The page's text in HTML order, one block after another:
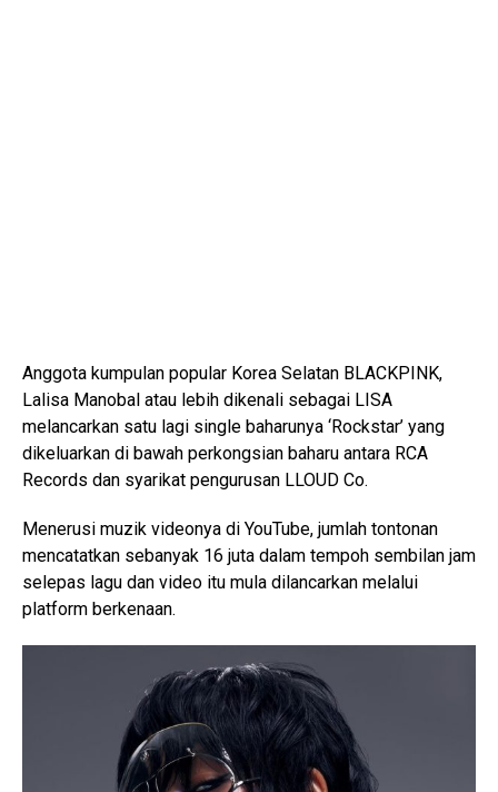
Anggota kumpulan popular Korea Selatan BLACKPINK,
Lalisa Manobal atau lebih dikenali sebagai LISA
melancarkan satu lagi single baharunya ‘Rockstar’ yang
dikeluarkan di bawah perkongsian baharu antara RCA
Records dan syarikat pengurusan LLOUD Co.
Menerusi muzik videonya di YouTube, jumlah tontonan
mencatatkan sebanyak 16 juta dalam tempoh sembilan jam
selepas lagu dan video itu mula dilancarkan melalui
platform berkenaan.